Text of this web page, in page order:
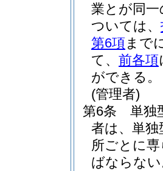
業とが同
ついては、
第6項 まで
て、 前各項
ができる。
(管理者)
第6条
単独
者は、単独
所ごとに
ばならな